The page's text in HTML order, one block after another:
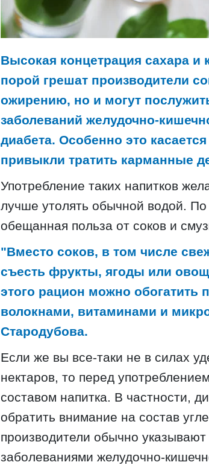
Высокая концетрация сахара и
порой грешат производители
ожирению, но и могут
заболеваний желудочно-
диабета. Особенно это
привыкли тратить карманные
Употребление таких напитков
лучше утолять обычной водой. По
обещанная польза от соков и
"Вместо соков, в том числе
съесть фрукты, ягоды или
этого рацион можно
волокнами, витаминами и
Стародубова.
Если же вы все-таки не в силах
нектаров, то перед
составом напитка. В частности,
обратить внимание на состав
производители обычно
заболеваниями желудочно-